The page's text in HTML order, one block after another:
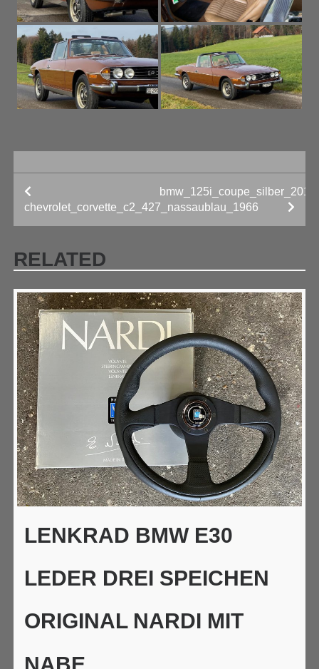
BEITRAGS-
NAVIGATION
chevrolet_corvette_c2_427_nassaublau_1966
bmw_125i_coupe_silber_2010
RELATED
LENKRAD BMW E30
LEDER DREI SPEICHEN
ORIGINAL NARDI MIT